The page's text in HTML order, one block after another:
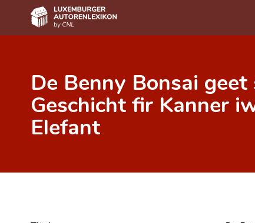
Autor(inn)en A-Z
Erweiterte Suche
Häufige Fragen und Antworten
Forschungsgruppe
De Benny Bonsai geet
Geschicht fir Kanner
Elefant